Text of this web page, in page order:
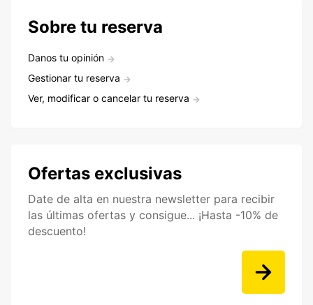
Sobre tu reserva
Danos tu opinión
Gestionar tu reserva
Ver, modificar o cancelar tu reserva
Ofertas exclusivas
Date de alta en nuestra newsletter para recibir
las últimas ofertas y consigue... ¡Hasta -10% de
descuento!